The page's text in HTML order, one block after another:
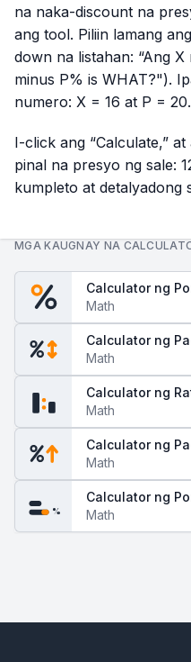
na naka-discount na
ang tool. Piliin lamang
down na listahan: “Ang
minus P% is WHAT?").
numero: X = 16 at P = 20.
I-click ang “Calculate,”
pinal na presyo ng sale:
kumpleto at detalyadong
MGA KAUGNAY NA
Calculator ng
Math
Calculator ng
Math
Calculator ng
Math
Calculator ng
Math
%
Calculator ng
Math